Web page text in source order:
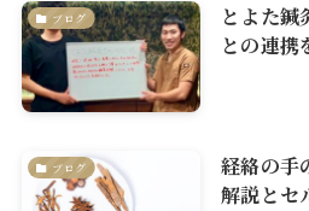
ブログ
とよた
との連携
ブログ
経絡の手
解説とセ